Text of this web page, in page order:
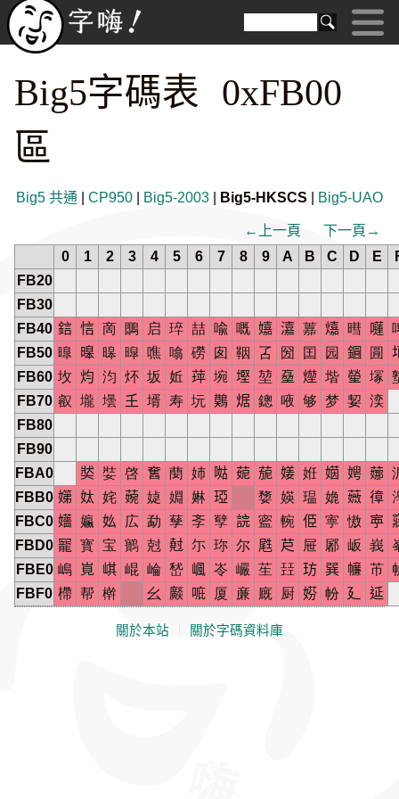
Big5字碼表 0xFB00
區
Big5 共通 CP950 Big5-2003 Big5-HKSCS Big5-UAO
←上一頁
下一頁→
0
1 2 3 4 5 6 7 8 9 A B C D E
FB20
FB30
FB40 𨦼 𢚘 啇 䳭 启 琗 喆 喩 嘅 𡣗 𤀺 䕒 𤐵 暳 𡂴
FB50 曍 𣊊 暤 暭 噍 噏 磱 囱 鞇 叾 圀 囯 园 𨭦 㘣
FB60 坆 𤆥 汮 炋 坂 㚱 𦱾 埦 𡐖 堃 𡑔 𤍣 堦 𤯵 塜
FB70 㕡 壠 壜 𡈼 壻 寿 坃 𪅐 𤉸 鏓 㖡 够 梦 㛃 湙
FB80
FB90
FBA0
𡘾 娤 啓 𡚒 蔅 姉 𠵎 𦲁 𦴪 𡟜 姙 𡟻 𡞲 𦶦
FBB0 𡠨 𡛕 姹 𦹅 媫 婣 㛦 𤦩 㜈 媖 瑥 嫓 𦾡 𢕔
FBC0 𡤑 㜲 𡚸 広 勐 孶 斈 孼 𧨎 䀄 䡝 𠈄 寕 慠 𡨴
FBD0 𠖥 寳 宝 䴐 尅 𡭄 尓 珎 尔 𡲥 𦬨 屉 䣝 岅 峩
FBE0 嶋 𡷹 𡸷 崐 崘 嵆 𡺤 岺 巗 苼 㠭 𤤁 𢁉 𢅳 芇
FBF0 㯂 帮 檊 幺 𤒼 𠳓 厦 亷 廐 厨 𡝱 帉 廴 𨒂
關於本站 關於字碼資料庫